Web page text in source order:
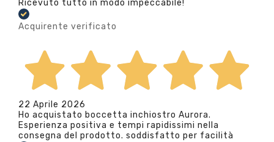
Ricevuto tutto in modo impeccabile!
Acquirente verificato
22 Aprile 2026
Ho acquistato boccetta inchiostro Aurora.
Esperienza positiva e tempi rapidissimi nella
consegna del prodotto. soddisfatto per facilità